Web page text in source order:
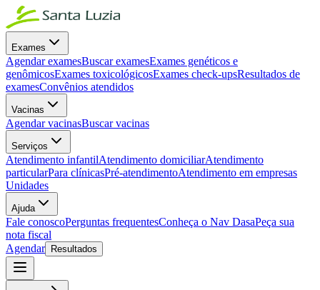
Exames
Agendar examesBuscar examesExames genéticos e
genômicosExames toxicológicosExames check-upsResultados de
examesConvênios atendidos
Vacinas
Agendar vacinasBuscar vacinas
Serviços
Atendimento infantilAtendimento domiciliarAtendimento
particularPara clínicasPré-atendimentoAtendimento em empresas
Unidades
Ajuda
Fale conoscoPerguntas frequentesConheça o Nav DasaPeça sua
nota fiscal
Agendar
Resultados